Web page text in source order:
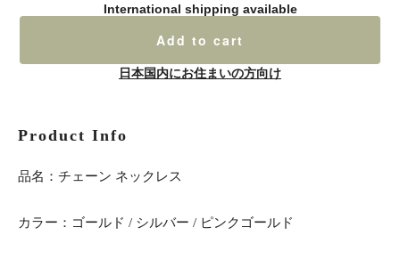
International shipping available
Add to cart
日本国内にお住まいの方向け
Product Info
品名：チェーン ネックレス
カラー：ゴールド / シルバー / ピンクゴールド